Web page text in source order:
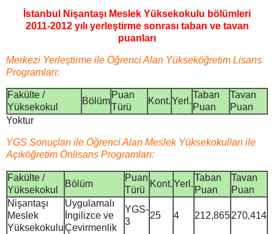
İstanbul Nişantaşı Meslek Yüksekokulu bölümleri
2011-2012 yılı yerleştirme sonrası taban ve tavan
puanları
Merkezi Yerleştirme ile Öğrenci Alan Yükseköğretim Lisans
Programları:
Fakülte /
Yüksekokul
Bölüm
Puan
Türü
Kont.Yerl.
Taban
Puan
Tavan
Puan
Yoktur
YGS Sonuçları ile Öğrenci Alan Meslek Yüksekokulları ile
Açıköğretim Önlisans Programları:
Fakülte /
Yüksekokul
Bölüm
Puan
Türü
Kont.Yerl.
Taban
Puan
Tavan
Puan
Nişantaşı
Meslek
Yüksekokulu
Uygulamalı
İngilizce ve
Çevirmenlik
YGS-
3
25 4 212,865270,414